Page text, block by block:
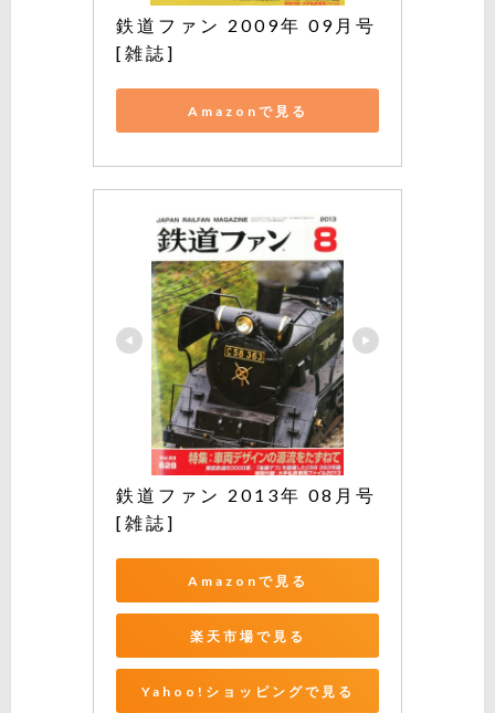
鉄道ファン 2009年 09月号
[雑誌]
Amazonで見る
鉄道ファン 2013年 08月号
[雑誌]
Amazonで見る
楽天市場で見る
Yahoo!ショッピングで見る